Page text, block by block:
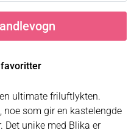
ultimate friluftlykten.
noe som gir en kastelengde
Det unike med Blika er